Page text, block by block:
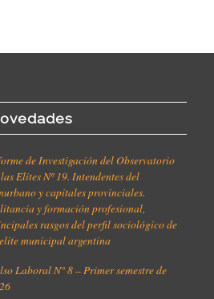
de Investigación del Observatorio
Elites Nº 19. Intendentes del
y capitales provinciales.
y formación profesional,
rasgos del perfil sociológico de
municipal argentina
Laboral N° 8 – Primer semestre de